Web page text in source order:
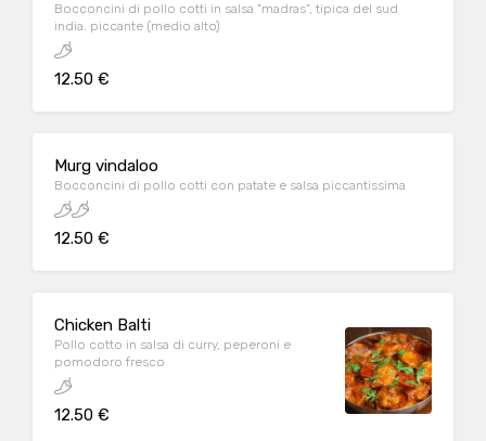
Bocconcini di pollo cotti in salsa "madras", tipica del sud
india. piccante (medio alto)
12.50 €
Murg vindaloo
Bocconcini di pollo cotti con patate e salsa piccantissima
12.50 €
Chicken Balti
Pollo cotto in salsa di curry, peperoni e
pomodoro fresco
12.50 €